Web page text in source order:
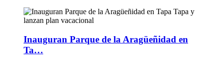
Inauguran Parque de la Aragüeñidad en
Ta…